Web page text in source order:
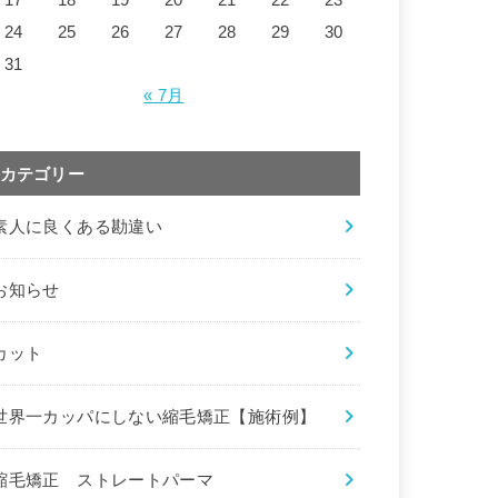
24
25 26 27 28 29
30
31
« 7月
カテゴリー
人に良くある勘違い
知らせ
ット
界一カッパにしない縮毛矯正【施術例】
毛矯正 ストレートパーマ